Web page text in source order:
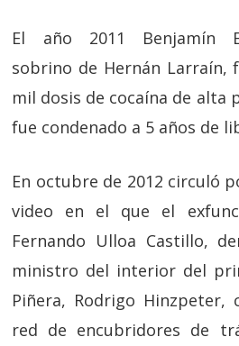
El año 2011 Benjamín
sobrino de Hernán Larraín,
mil dosis de cocaína de alta
fue condenado a 5 años de
En octubre de 2012 circuló
video en el que el
Fernando Ulloa Castillo,
ministro del interior del
Piñera, Rodrigo
red de encubridores de